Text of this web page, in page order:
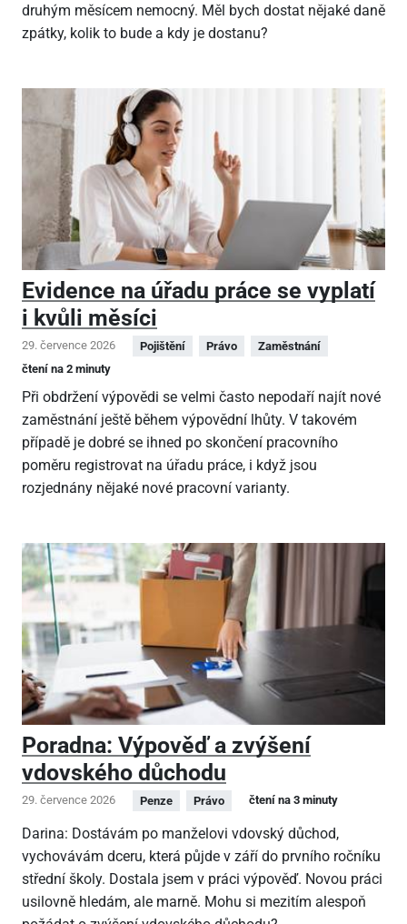
druhým měsícem nemocný. Měl bych dostat nějaké daně
zpátky, kolik to bude a kdy je dostanu?
Evidence na úřadu práce se vyplatí
i kvůli měsíci
29. července 2026 Pojištění Právo
Zaměstnání
čtení na 2 minuty
Při obdržení výpovědi se velmi často nepodaří najít nové
zaměstnání ještě během výpovědní lhůty. V takovém
případě je dobré se ihned po skončení pracovního
poměru registrovat na úřadu práce, i když jsou
rozjednány nějaké nové pracovní varianty.
Poradna: Výpověď a zvýšení
vdovského důchodu
29. července 2026 Penze Právo čtení na 3 minuty
Darina: Dostávám po manželovi vdovský důchod,
vychovávám dceru, která půjde v září do prvního ročníku
střední školy. Dostala jsem v práci výpověď. Novou práci
usilovně hledám, ale marně. Mohu si mezitím alespoň